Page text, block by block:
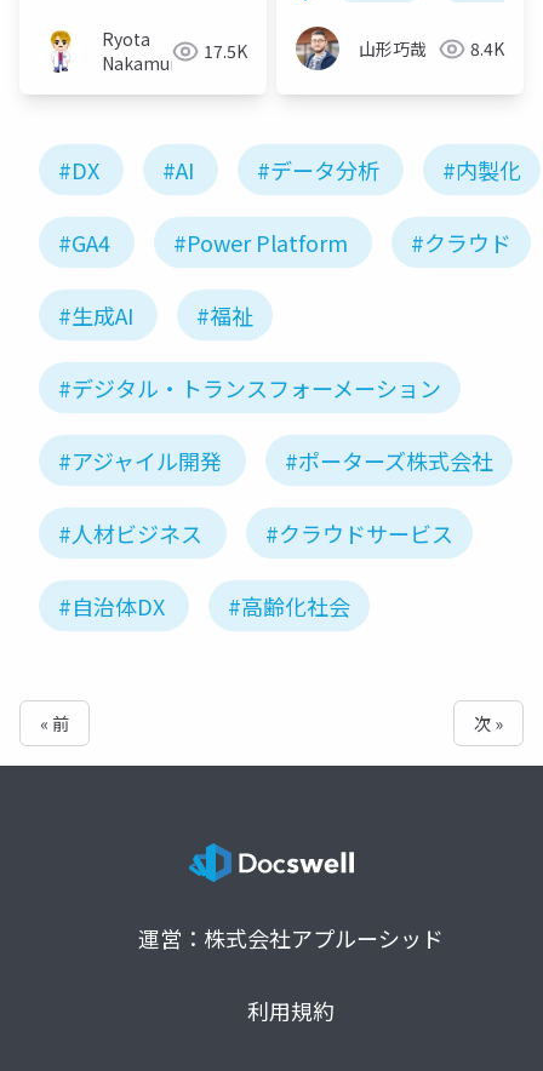
Ryota
Nakamura
17.5K 山形巧哉 8.4K
#DX #AI #データ分析 #内製化
#GA4 #Power Platform #クラウド
#生成AI #福祉
#デジタル・トランスフォーメーション
#アジャイル開発 #ポーターズ株式会社
#人材ビジネス #クラウドサービス
#自治体DX #高齢化社会
« 前 次 »
運営：株式会社アプルーシッド
利用規約